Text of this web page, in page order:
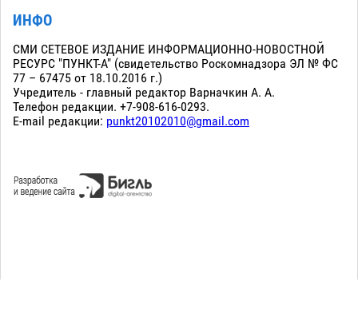
ИНФО
СМИ СЕТЕВОЕ ИЗДАНИЕ ИНФОРМАЦИОННО-НОВОСТНОЙ
РЕСУРС "ПУНКТ-А" (свидетельство Роскомнадзора ЭЛ № ФС
77 – 67475 от 18.10.2016 г.)
Учредитель - главный редактор Варначкин А. А.
Телефон редакции. +7-908-616-0293.
E-mail редакции: punkt20102010@gmail.com